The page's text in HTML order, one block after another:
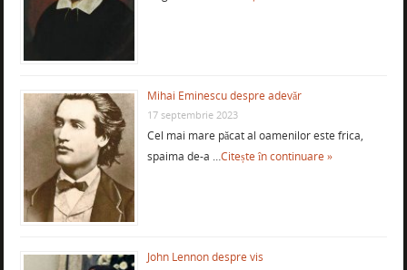
Mihai Eminescu despre adevăr
17 septembrie 2023
Cel mai mare păcat al oamenilor este frica,
spaima de-a …Citește în continuare »
John Lennon despre vis